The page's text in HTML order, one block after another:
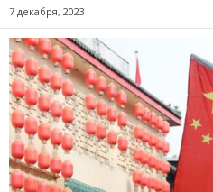
7 декабря, 2023